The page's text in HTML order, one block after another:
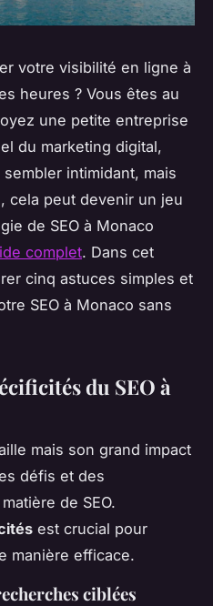
votre visibilité en ligne à
heures ? Vous êtes au
une petite entreprise
du marketing digital,
intimidant, mais
cela peut devenir un jeu
de SEO à Monaco
complet. Dans cet
cinq astuces simples et
SEO à Monaco sans
du SEO à
mais son grand impact
défis et des
de SEO.
est crucial pour
manière efficace.
ciblées